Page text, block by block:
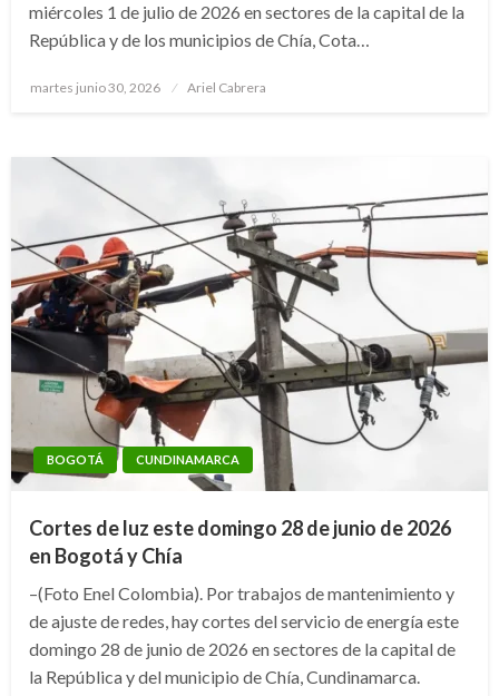
miércoles 1 de julio de 2026 en sectores de la capital de la
República y de los municipios de Chía, Cota…
Publicado
martes junio 30, 2026 Ariel Cabrera
BOGOTÁ CUNDINAMARCA
Cortes de luz este domingo 28 de junio de 2026
en Bogotá y Chía
–(Foto Enel Colombia). Por trabajos de mantenimiento y
de ajuste de redes, hay cortes del servicio de energía este
domingo 28 de junio de 2026 en sectores de la capital de
la República y del municipio de Chía, Cundinamarca.